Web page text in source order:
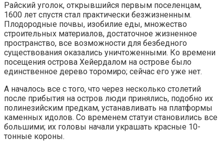
Райский уголок, открывшийся первым поселенцам,
1600 лет спустя стал практически безжизненным.
Плодородные почвы, изобилие еды, множество
строительных материалов, достаточное жизненное
пространство, все возможности для безбедного
существования оказались уничтоженными. Ко времени
посещения острова Хейердалом на острове было
единственное дерево торомиро; сейчас его уже нет.
А началось все с того, что через несколько столетий
после прибытия на остров люди принялись, подобно их
полинезийским предкам, устанавливать на платформы
каменных идолов. Со временем статуи становились все
большими; их головы начали украшать красные 10-
тонные короны.